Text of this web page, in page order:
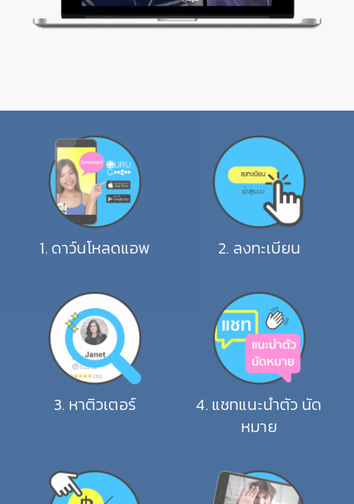
1. ดาว์นโหลดแอพ 2. ลงทะเบียน
3. หาติวเตอร์ 4. แชทแนะนำตัว นัด
หมาย